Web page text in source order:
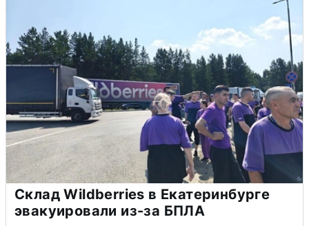
Склад Wildberries в Екатеринбурге
эвакуировали из-за БПЛА